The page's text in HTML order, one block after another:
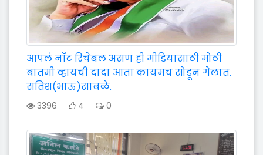
आपलं नॉट रिचेबल असणं ही मीडियासाठी मोठी
बातमी व्हायची दादा आता कायमच सोडून गेलात.
सतिश(भाऊ)साबळे.
3396 4 0